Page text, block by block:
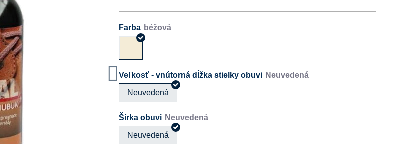
Farba
Veľkosť - vnútorná dĺžka stielky obuvi
Neuvedená
Šírka obuvi
Neuvedená